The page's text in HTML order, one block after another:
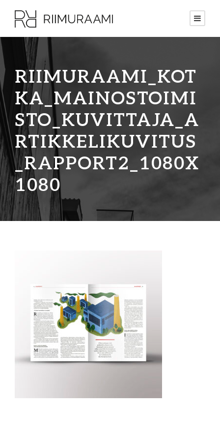
RIIMURAAMI_KOT
KA_MAINOSTOIMI
STO_KUVITTAJA_A
RTIKKELIKUVITUS
_RAPPORT2_1080X
1080